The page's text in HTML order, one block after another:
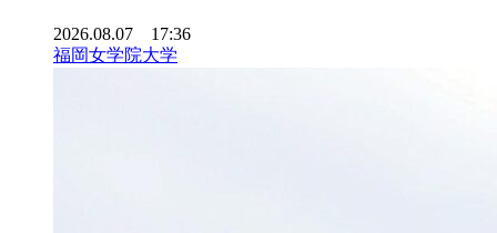
2026.08.07 17:36
福岡女学院大学